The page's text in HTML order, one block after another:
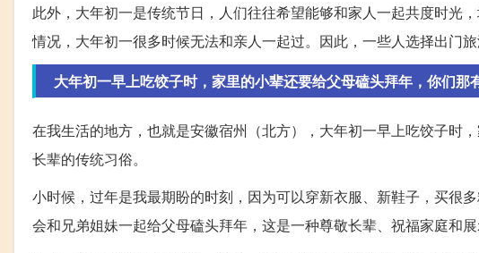
此外，大年初一是传统节日，人们往往希望能够和家人一起共度时光
情况，大年初一很多时候无法和亲人一起过。因此，一些人选择出门
大年初一早上吃饺子时，家里的小辈还要给父母磕头拜年，你们那
在我生活的地方，也就是安徽宿州（北方），大年初一早上吃饺子时
长辈的传统习俗。
小时候，过年是我最期盼的时刻，因为可以穿新衣服、新鞋子，买很
会和兄弟姐妹一起给父母磕头拜年，这是一种尊敬长辈、祝福家庭和展